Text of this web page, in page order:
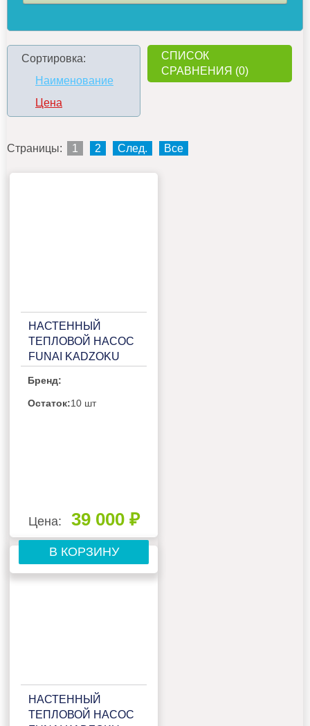
Сортировка:
Наименование
Цена
СПИСОК
СРАВНЕНИЯ (0)
Страницы: 1 2 След. Все
НАСТЕННЫЙ
ТЕПЛОВОЙ НАСОС
FUNAI KADZOKU
KD25HP.D02/RAC-I-
KD25HP.D02H
Бренд:
Остаток:10 шт
Цена: 39 000 ₽
В КОРЗИНУ
НАСТЕННЫЙ
ТЕПЛОВОЙ НАСОС